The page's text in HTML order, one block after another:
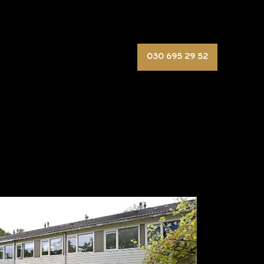
030 695 29 52